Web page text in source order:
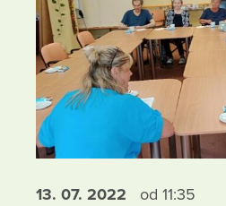
13. 07. 2022 od 11:35